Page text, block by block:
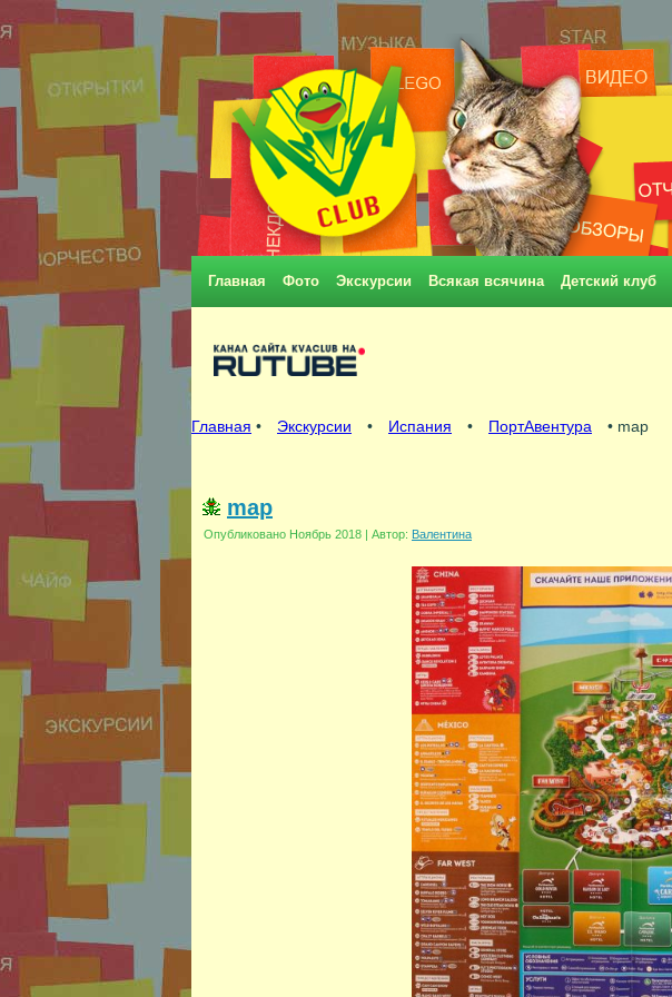
Главная Фото Экскурсии Всякая всячина Детский клуб
Главная • Экскурсии • Испания • ПортАвентура • map
map
Опубликовано Ноябрь 2018 | Автор: Валентина